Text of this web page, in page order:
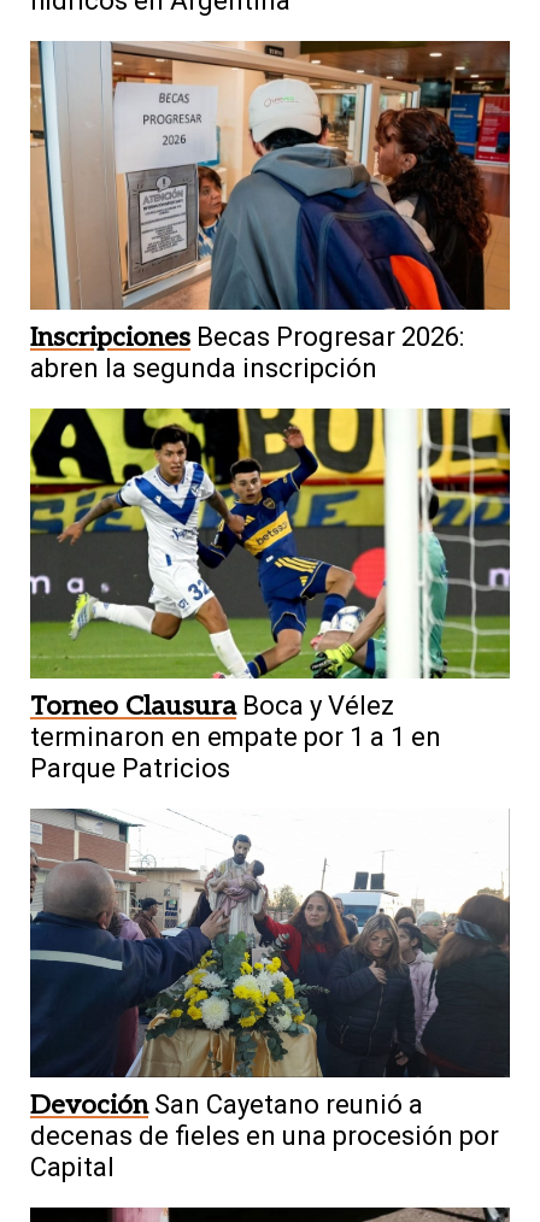
Inscripciones Becas Progresar 2026:
abren la segunda inscripción
Torneo Clausura Boca y Vélez
terminaron en empate por 1 a 1 en
Parque Patricios
Devoción San Cayetano reunió a
decenas de fieles en una procesión por
Capital